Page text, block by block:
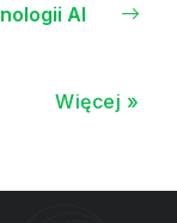
AI
Więcej »